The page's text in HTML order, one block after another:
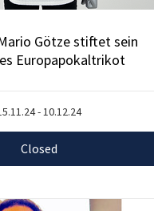
Götze stiftet sein
Europapokaltrikot
- 10.12.24
Closed